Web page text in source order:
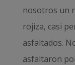
nosotros un
rojiza, casi
asfaltados.
asfaltaron